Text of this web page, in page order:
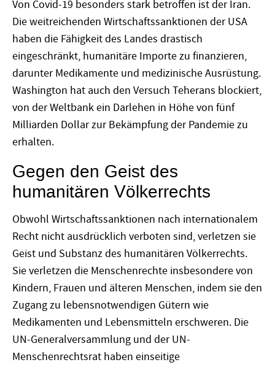
Von Covid-19 besonders stark betroffen ist der Iran.
Die weitreichenden Wirtschaftssanktionen der USA
haben die Fähigkeit des Landes drastisch
eingeschränkt, humanitäre Importe zu finanzieren,
darunter Medikamente und medizinische Ausrüstung.
Washington hat auch den Versuch Teherans blockiert,
von der Weltbank ein Darlehen in Höhe von fünf
Milliarden Dollar zur Bekämpfung der Pandemie zu
erhalten.
Gegen den Geist des
humanitären Völkerrechts
Obwohl Wirtschaftssanktionen nach internationalem
Recht nicht ausdrücklich verboten sind, verletzen sie
Geist und Substanz des humanitären Völkerrechts.
Sie verletzen die Menschenrechte insbesondere von
Kindern, Frauen und älteren Menschen, indem sie den
Zugang zu lebensnotwendigen Gütern wie
Medikamenten und Lebensmitteln erschweren. Die
UN-Generalversammlung und der UN-
Menschenrechtsrat haben einseitige